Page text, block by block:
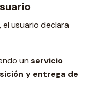
usuario declara
un servicio
y entrega de